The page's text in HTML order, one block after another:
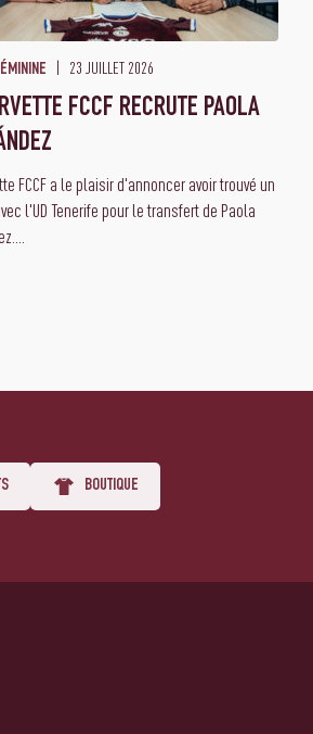
23 JUILLET 2026
FCCF RECRUTE PAOLA
FCCF a le plaisir d'annoncer avoir trouvé un
l'UD Tenerife pour le transfert de Paola
BOUTIQUE